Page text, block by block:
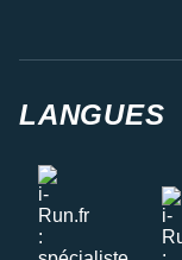
LANGUES